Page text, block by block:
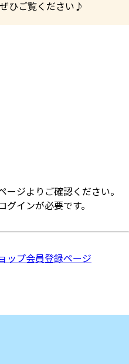
ひご覧ください♪
ジよりご確認ください。
インが必要です。
ップ会員登録ページ